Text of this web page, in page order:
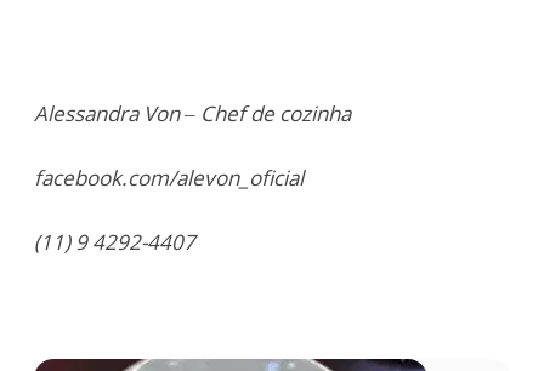
Alessandra Von – Chef de cozinha
facebook.com/alevon_oficial
(11) 9 4292-4407